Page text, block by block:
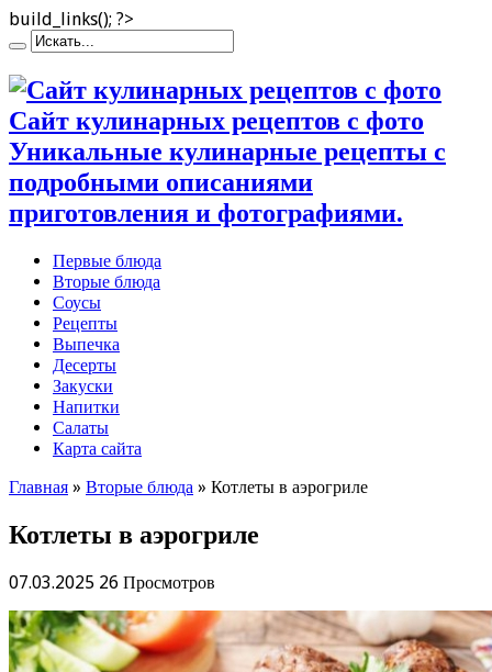
build_links(); ?>
Сайт кулинарных рецептов с фото
Уникальные кулинарные рецепты с
подробными описаниями
приготовления и фотографиями.
Первые блюда
Вторые блюда
Соусы
Рецепты
Выпечка
Десерты
Закуски
Напитки
Салаты
Карта сайта
Главная » Вторые блюда » Котлеты в аэрогриле
Котлеты в аэрогриле
07.03.2025 26 Просмотров